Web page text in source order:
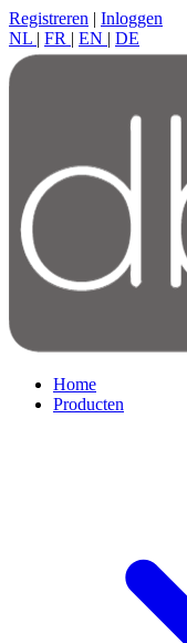
Registreren | Inloggen
NL | FR | EN | DE
Home
Producten